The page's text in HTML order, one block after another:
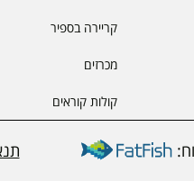
קריירה בספיר
מכרזים
קולות קוראים